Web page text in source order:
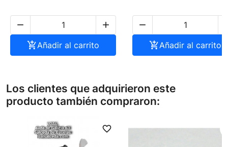


Añadir al carrito

Añadir al carrito
Los clientes que adquirieron este
producto también compraron:
favorite_border